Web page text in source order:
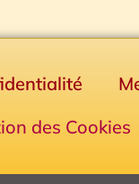
des Cookies